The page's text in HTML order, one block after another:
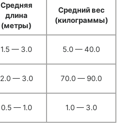
Средняя
длина
(метры)
Средний вес
(килограммы)
1.5 — 3.0 5.0 — 40.0
2.0 — 3.0 70.0 — 90.0
0.5 — 1.0 1.0 — 3.0